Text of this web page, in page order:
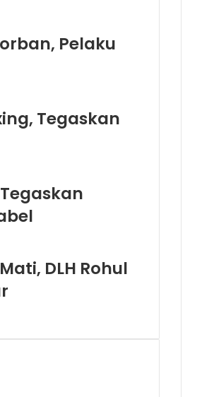
Pelaku
Tegaskan
DLH Rohul